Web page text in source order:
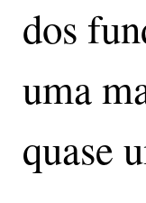
dos
uma
quase